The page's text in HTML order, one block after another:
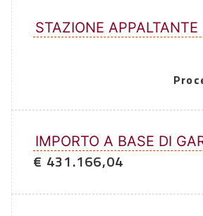
STAZIONE APPALTANTE
IMPORTO A BASE DI
€ 431.166,04